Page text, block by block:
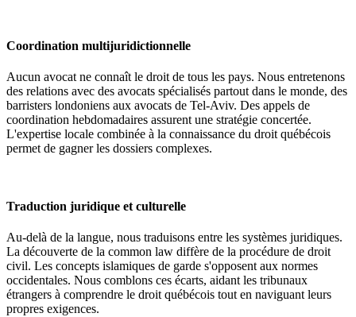
Coordination multijuridictionnelle
Aucun avocat ne connaît le droit de tous les pays. Nous entretenons
des relations avec des avocats spécialisés partout dans le monde, des
barristers londoniens aux avocats de Tel-Aviv. Des appels de
coordination hebdomadaires assurent une stratégie concertée.
L'expertise locale combinée à la connaissance du droit québécois
permet de gagner les dossiers complexes.
Traduction juridique et culturelle
Au-delà de la langue, nous traduisons entre les systèmes juridiques.
La découverte de la common law diffère de la procédure de droit
civil. Les concepts islamiques de garde s'opposent aux normes
occidentales. Nous comblons ces écarts, aidant les tribunaux
étrangers à comprendre le droit québécois tout en naviguant leurs
propres exigences.